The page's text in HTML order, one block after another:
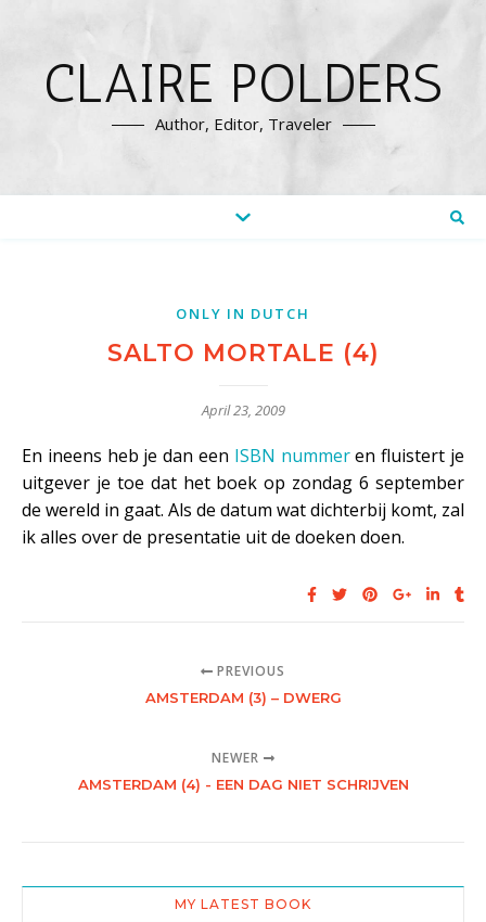
CLAIRE POLDERS
Author, Editor, Traveler
ONLY IN DUTCH
SALTO MORTALE (4)
April 23, 2009
En ineens heb je dan een ISBN nummeren fluistert je
uitgever je toe dat het boek op zondag 6 september
de wereld in gaat. Als de datum wat dichterbij komt, zal
ik alles over de presentatie uit de doeken doen.
PREVIOUS
AMSTERDAM (3) – DWERG
NEWER
AMSTERDAM (4) - EEN DAG NIET SCHRIJVEN
MY LATEST BOOK